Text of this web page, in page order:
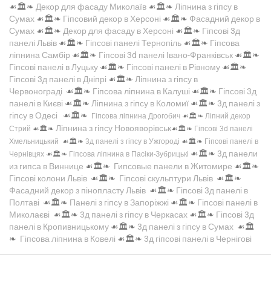
☙🏛️❧ Декор для фасаду Миколаїв ☙🏛️❧ Ліпнина з гіпсу в
Сумах ☙🏛️❧ Гіпсовий декор в Херсоні ☙🏛️❧ Фасадний декор в
Сумах ☙🏛️❧ Декор для фасаду в Херсоні ☙🏛️❧ Гіпсові 3д
панелі Львів ☙🏛️❧ Гіпсові панелі Тернопіль ☙🏛️❧ Гіпсова
ліпнина Самбір ☙🏛️❧ Гіпсові 3d панелі Івано-Франківськ ☙🏛️❧
Гіпсові панелі в Луцьку ☙🏛️❧ Гіпсові панелі в Рівному ☙🏛️❧
Гіпсові 3д панелі в Дніпрі ☙🏛️❧ Ліпнина з гіпсу в
Червонограді ☙🏛️❧ Гіпсова ліпнина в Калуші ☙🏛️❧ Гіпсові 3д
панелі в Києві ☙🏛️❧ Ліпнина з гіпсу в Коломиї ☙🏛️❧ 3д панелі з
гіпсу в Одесі ☙🏛️❧ Гіпсова ліпнина Дрогобич ☙🏛️❧ Ліпний декор
Стрий ☙🏛️❧ Ліпнина з гіпсу Новояворівськ☙🏛️❧ Гіпсові 3d панелі
Хмельницький ☙🏛️❧ 3д панелі з гіпсу в Ужгороді ☙🏛️❧ Гіпсові панелі в
Чернівцях ☙🏛️❧ Гіпсова ліпнина в Пасіки-Зубрицькі ☙🏛️❧ 3д панели
из гипса в Виннице ☙🏛️❧ Гипсовые панели в Житомире ☙🏛️❧
Гіпсові колони Львів ☙🏛️❧ Гіпсові скульптури Львів ☙🏛️❧
Фасадний декор з пінопласту Львів ☙🏛️❧ Гіпсові 3д панелі в
Полтаві ☙🏛️❧ Панелі з гіпсу в Запоріжжі ☙🏛️❧ Гіпсові панелі в
Миколаєві ☙🏛️❧ 3д панелі з гіпсу в Черкасах ☙🏛️❧ Гіпсові 3д
панелі в Кропивницькому ☙🏛️❧ 3д панелі з гіпсу в Сумах ☙🏛️
❧ Гіпсова ліпнина в Ковелі ☙🏛️❧ 3д гіпсові панелі в Чернігові